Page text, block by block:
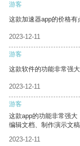
游客
这款加速器app的价格有
2023-12-11
游客
这款软件的功能非常强
2023-12-11
游客
这款app的功能非常强
编辑文档、制作演示文
2023-12-11